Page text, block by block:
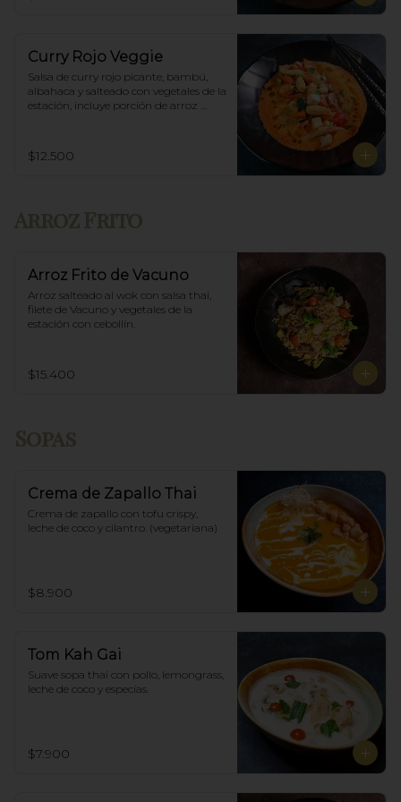
Curry Rojo Veggie
Salsa de curry rojo picante, bambú,
albahaca y salteado con vegetales de la
estación, incluye porción de arroz
$12.500
Arroz Frito
Arroz Frito de Vacuno
Arroz salteado al wok con salsa thai,
filete de Vacuno y vegetales de la
estación con cebollín.
$15.400
Crema de Zapallo Thai
Crema de zapallo con tofu crispy,
leche de coco y cilantro. (vegetariana)
$8.900
Tom Kah Gai
Suave sopa thai con pollo, lemongrass,
leche de coco y especias.
$7.900